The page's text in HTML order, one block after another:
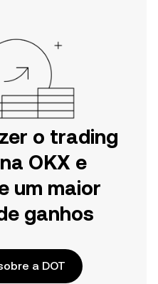
o trading
OKX e
um maior
ganhos
a DOT